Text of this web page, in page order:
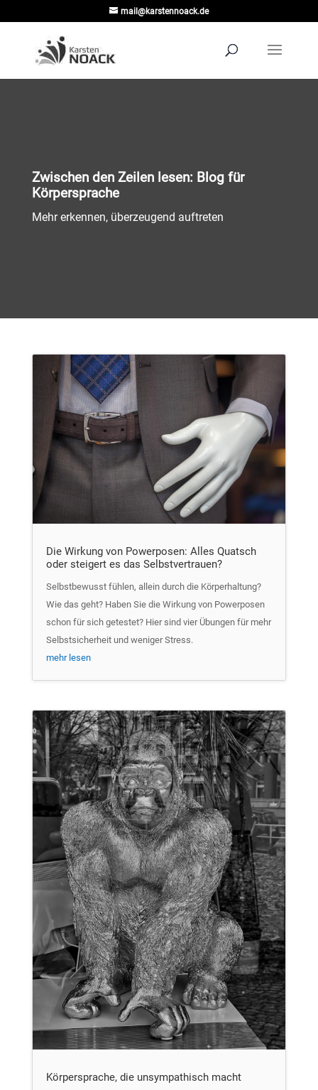
mail@karstennoack.de
Zwischen den Zeilen lesen: Blog für
Körpersprache
Mehr erkennen, überzeugend auftreten
Die Wirkung von Powerposen: Alles Quatsch
oder steigert es das Selbstvertrauen?
Selbstbewusst fühlen, allein durch die Körperhaltung?
Wie das geht? Haben Sie die Wirkung von Powerposen
schon für sich getestet? Hier sind vier Übungen für mehr
Selbstsicherheit und weniger Stress.
mehr lesen
Körpersprache, die unsympathisch macht